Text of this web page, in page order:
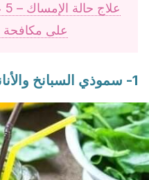
على مكافحة
1- سموذي السبانخ والأناناس والمانجو